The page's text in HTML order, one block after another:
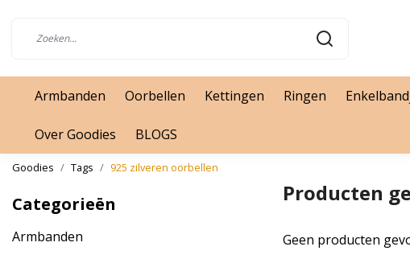
Armbanden Oorbellen Kettingen Ringen
Over Goodies BLOGS
Goodies Tags 925 zilveren oorbellen
Categorieën
Armbanden
Producten
Geen producten